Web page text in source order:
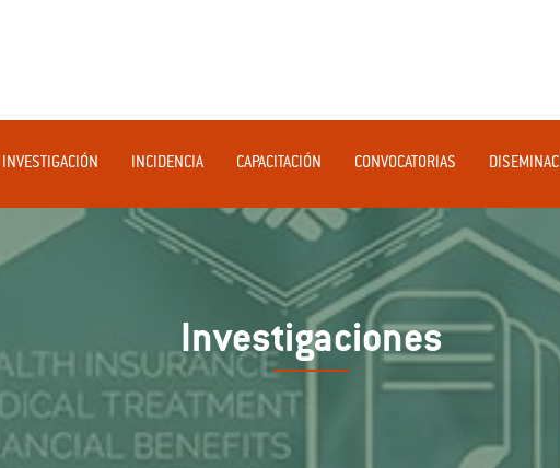
INVESTIGACIÓN INCIDENCIA CAPACITACIÓN CONVOCATORIAS
Investigaciones